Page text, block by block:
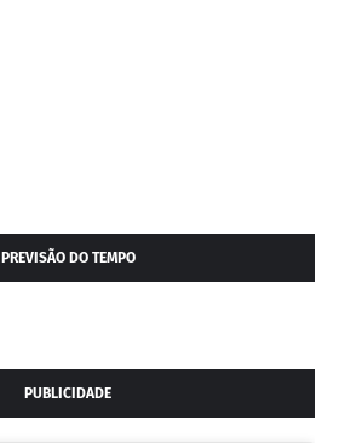
PREVISÃO DO TEMPO
PUBLICIDADE